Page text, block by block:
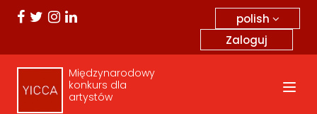
polish
Zaloguj
Międzynarodowy
konkurs dla
artystów